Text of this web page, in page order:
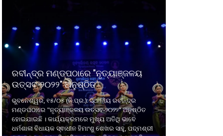
ରବୀନ୍ଦ୍ର ମଣ୍ଡପଠାରେ "ନୃତ୍ୟାଞ୍ଜଳୟ
ଉତ୍ସବ-୨୦୨୨" ଅନୁଷ୍ଠିତ
ଭୁବନେଶ୍ୱର, ୧୫/୦୫ (ନି.ପ୍ର.): ସ୍ଥାନୀୟ ରବୀନ୍ଦ୍ର
ମଣ୍ଡପଠାରେ "ନୃତ୍ୟାଞ୍ଜଳୟ ଉତ୍ସବ-୨୦୨୨" ଅନୁଷ୍ଠିତ
ହୋଇଯାଇଛି । କାର୍ଯ୍ୟକ୍ରମରେ ମୁଖ୍ୟ ଅତିଥି ଭାବେ
ଧର୍ମଶାଳା ବିଧାୟକ ସ୍ଵାଧୀନ ହିମାଂଶୁ ଶେଖର ସାହୁ, ପଦ୍ମଶ୍ରୀ